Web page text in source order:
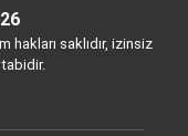
hakları saklıdır, izinsiz
tabidir.